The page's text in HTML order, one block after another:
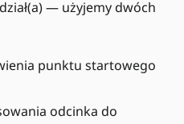
— użyjemy dwóch
punktu startowego
odcinka do